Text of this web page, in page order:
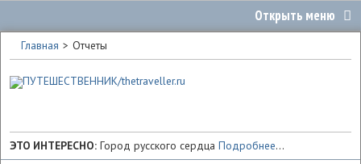
Главная Отчеты
ЭТО ИНТЕРЕСНО: Город русского сердцаПодробнее...